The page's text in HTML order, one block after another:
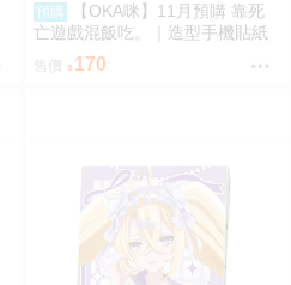
預購
【OKA咪】11月預購 靠死
亡遊戲混飯吃。｜造型手機貼紙
02/ (新繪插畫) (御城)
售價 170